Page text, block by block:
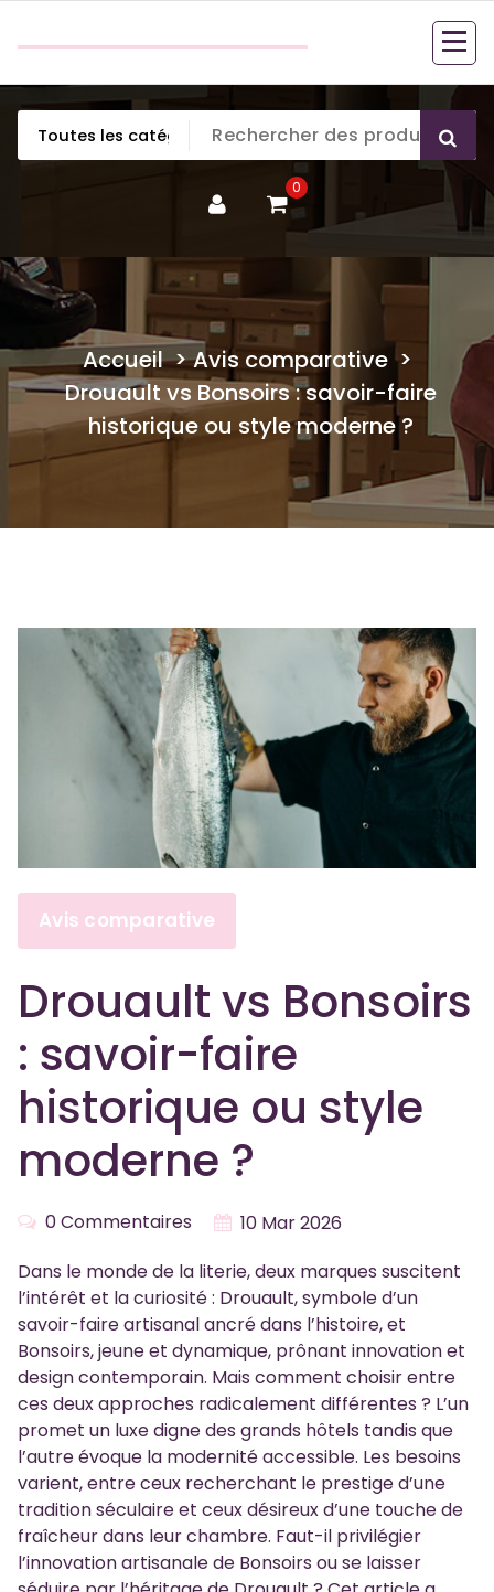
0
Accueil>Avis comparative >
Drouault vs Bonsoirs : savoir-faire
historique ou style moderne ?
Avis comparative
Drouault vs Bonsoirs
: savoir-faire
historique ou style
moderne ?
0 Commentaires
10 Mar 2026
Dans le monde de la literie, deux marques suscitent
l’intérêt et la curiosité : Drouault, symbole d’un
savoir-faire artisanal ancré dans l’histoire, et
Bonsoirs, jeune et dynamique, prônant innovation et
design contemporain. Mais comment choisir entre
ces deux approches radicalement différentes ? L’un
promet un luxe digne des grands hôtels tandis que
l’autre évoque la modernité accessible. Les besoins
varient, entre ceux recherchant le prestige d’une
tradition séculaire et ceux désireux d’une touche de
fraîcheur dans leur chambre. Faut-il privilégier
l’innovation artisanale de Bonsoirs ou se laisser